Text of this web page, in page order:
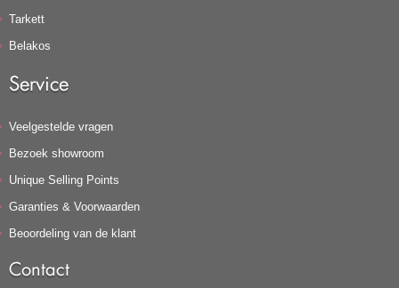
Tarkett
Belakos
Service
Veelgestelde vragen
Bezoek showroom
Unique Selling Points
Garanties & Voorwaarden
Beoordeling van de klant
Contact